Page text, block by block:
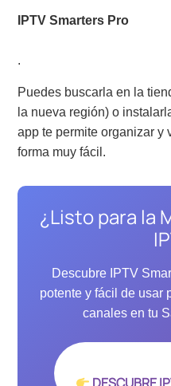
IPTV Smarters Pro
.
Puedes buscarla en la
la nueva región) o
app te permite organizar y
forma muy fácil.
¿Listo para la
Descubre IPTV
potente y fácil de usar
canales en tu